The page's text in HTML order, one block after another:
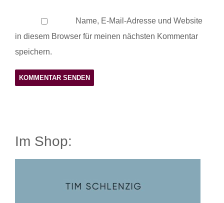
Name, E-Mail-Adresse und Website
in diesem Browser für meinen nächsten Kommentar
speichern.
Im Shop: